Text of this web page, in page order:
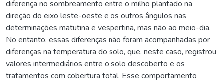
diferença no sombreamento entre o milho plantado na
direção do eixo leste-oeste e os outros ângulos nas
determinações matutina e vespertina, mas não ao meio-dia.
No entanto, essas diferenças não foram acompanhadas por
diferenças na temperatura do solo, que, neste caso, registrou
valores intermediários entre o solo descoberto e os
tratamentos com cobertura total. Esse comportamento